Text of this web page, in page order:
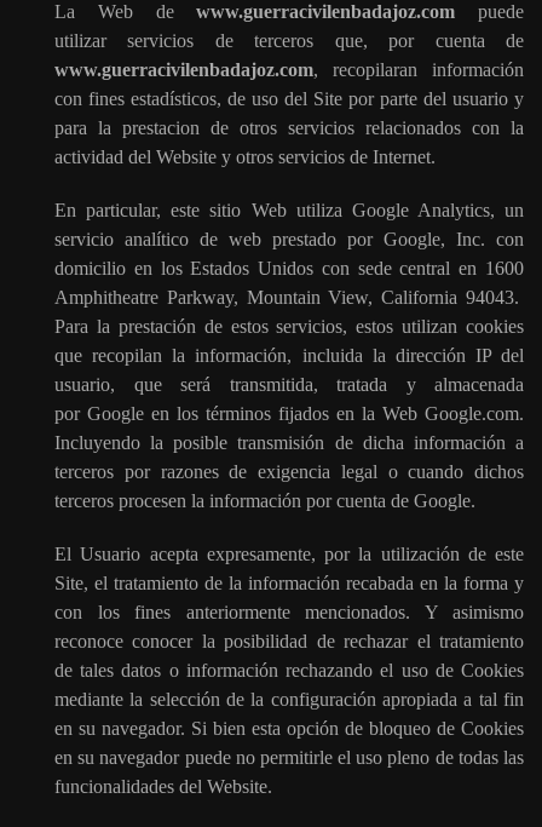
La Web dewww.guerracivilenbadajoz.com puede
utilizar servicios de terceros que, por cuenta de
www.guerracivilenbadajoz.com, recopilaran información
con fines estadísticos, de uso del Site por parte del usuario y
para la prestacion de otros servicios relacionados con la
actividad del Website y otros servicios de Internet.
En particular, este sitio Web utiliza Google Analytics, un
servicio analítico de web prestado por Google, Inc. con
domicilio en los Estados Unidos con sede central en 1600
Amphitheatre Parkway, Mountain View, California 94043.
Para la prestación de estos servicios, estos utilizan cookies
que recopilan la información, incluida la dirección IP del
usuario, que será transmitida, tratada y almacenada
por Google en los términos fijados en la Web Google.com.
Incluyendo la posible transmisión de dicha información a
terceros por razones de exigencia legal o cuando dichos
terceros procesen la información por cuenta de Google.
El Usuario acepta expresamente, por la utilización de este
Site, el tratamiento de la información recabada en la forma y
con los fines anteriormente mencionados. Y asimismo
reconoce conocer la posibilidad de rechazar el tratamiento
de tales datos o información rechazando el uso de Cookies
mediante la selección de la configuración apropiada a tal fin
en su navegador. Si bien esta opción de bloqueo de Cookies
en su navegador puede no permitirle el uso pleno de todas las
funcionalidades del Website.